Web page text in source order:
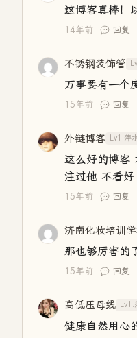
这博客真棒！
14年前 回复
不锈钢装饰管
万事要有一个
15年前 回复
外链博客 Lv1.萍
这么好的博客
注过他 不看
15年前 回复
济南化妆培训
那也够厉害的
15年前 回复
高低压母线 Lv1.
健康自然用心